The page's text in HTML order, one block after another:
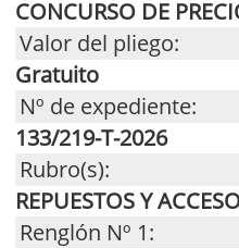
CONCURSO DE
Valor del pliego:
Gratuito
Nº de expediente:
133/219-T-2026
Rubro(s):
REPUESTOS Y
Renglón Nº 1: